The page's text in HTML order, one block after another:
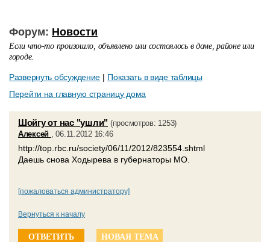
Форум: Новости
Если что-то произошло, объявлено или состоялось в доме, районе или
городе.
Развернуть обсуждение | Показать в виде таблицы
Перейти на главную страницу дома
Шойгу от нас "ушли" (просмотров: 1253)
Алексей , 06.11.2012 16:46
http://top.rbc.ru/society/06/11/2012/823554.shtml
Даешь снова Ходырева в губернаторы МО.
[пожаловаться администратору]
Вернуться к началу
ОТВЕТИТЬ НОВАЯ ТЕМА